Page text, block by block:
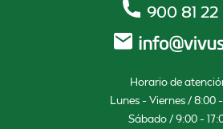
900 81 22
Horario de
Lunes – Viernes / 8:00
Sábado / 9:00 –